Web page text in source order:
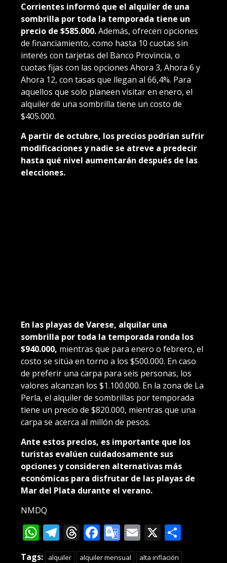
Corrientes informó que el alquiler de una
sombrilla por toda la temporada tiene un
precio de $585.000.Además, ofrecen opciones
de financiamiento, como hasta 10 cuotas sin
interés con tarjetas del Banco Provincia, o
cuotas fijas con las opciones Ahora 3, Ahora 6 y
Ahora 12, con tasas que llegan al 66,4%. Para
aquellos que solo planeen visitar en enero, el
alquiler de una sombrilla tiene un costo de
$405.000.
A partir de octubre, los precios podrían sufrir
modificaciones y nadie se atreve a predecir
hasta qué nivel aumentarán después de las
elecciones.
En las playas de Varese, alquilar una
sombrilla por toda la temporada ronda los
$940.000, mientras que para enero o febrero, el
costo se sitúa en torno a los $500.000. En caso
de preferir una carpa para seis personas, los
valores alcanzan los $1.100.000. En la zona de La
Perla, el alquiler de sombrillas por temporada
tiene un precio de $820.000, mientras que una
carpa se acerca al millón de pesos.
Ante estos precios, es importante que los
turistas evalúen cuidadosamente sus
opciones y consideren alternativas más
económicas para disfrutar de las playas de
Mar del Plata durante el verano.
NMDQ
WhatsApp
Telegram
Threads
Facebook
Google
Translate
Email
X
Tags: alquiler alquiler mensual
alta inflación